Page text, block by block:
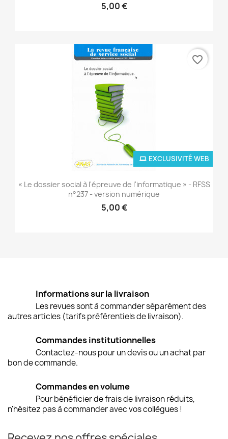
5,00 €
« Le dossier social à l'épreuve de l'informatique » - RFSS
n°237 - version numérique
5,00 €
EXCLUSIVITÉ WEB
favorite_border
Informations sur la livraison
Les revues sont à commander séparément des
autres articles (tarifs préférentiels de livraison).
Commandes institutionnelles
Contactez-nous pour un devis ou un achat par
bon de commande.
Commandes en volume
Pour bénéficier de frais de livraison réduits,
n'hésitez pas à commander avec vos collègues !